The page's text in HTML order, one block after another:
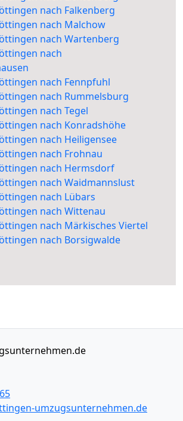
nach Falkenberg
nach Malchow
nach Wartenberg
nach
nach Fennpfuhl
nach Rummelsburg
nach Tegel
nach Konradshöhe
nach Heiligensee
nach Frohnau
nach Hermsdorf
nach Waidmannslust
nach Lübars
nach Wittenau
nach Märkisches Viertel
nach Borsigwalde
umzugsunternehmen.de